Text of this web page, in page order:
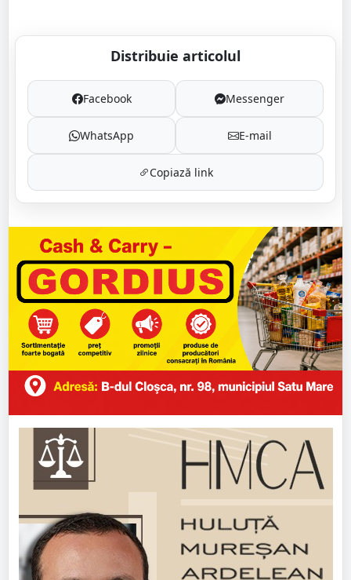
Distribuie articolul
Facebook Messenger
WhatsApp E-mail
Copiază link